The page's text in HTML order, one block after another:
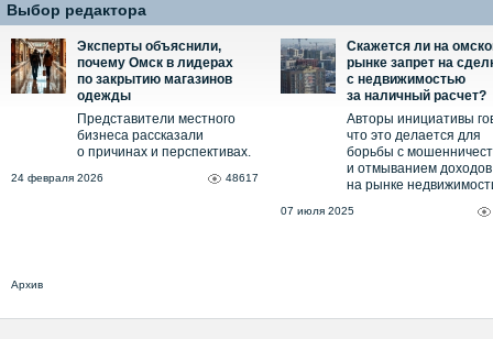
Выбор редактора
Эксперты объяснили,
почему Омск в лидерах
по закрытию магазинов
одежды
Представители местного
бизнеса рассказали
о причинах и перспективах.
24 февраля 2026 48617
Скажется ли на
рынке запрет на
с недвижимостью
за наличный расчет?
Авторы инициативы
что это делается для
борьбы с
и отмыванием доходов
на рынке
07 июля 2025
Архив